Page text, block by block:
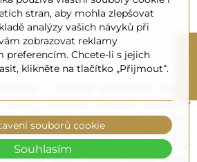
1-19 z 19 položek
změnit charakter interiéru. Skvěle se
předsíně, koupelny, hotelového
kabinky. Díky své velikosti
zkontrolovat celou postavu, opticky
stran, aby mohla zlepšovat
analýzy vašich návyků při
zobrazovat reklamy
preferencím. Chcete-li s jejich
klikněte na tlačítko „Přijmout“.
souborů cookie
Souhlasím